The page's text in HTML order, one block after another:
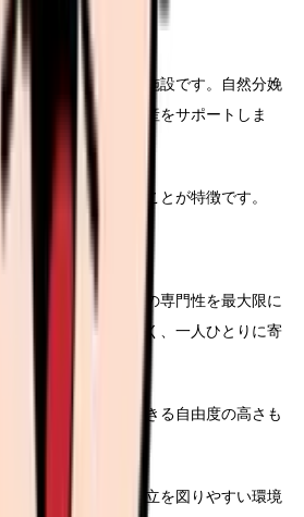
方
なって運営する出産施設です。自然分娩
の意思を尊重した出産をサポートしま
産環境を提供することが特徴です。
トは、助産師としての専門性を最大限に
さんとの関係性も深く、一人ひとりに寄
ができます。
た助産ケアを実践できる自由度の高さも
も多く、家庭との両立を図りやすい環境